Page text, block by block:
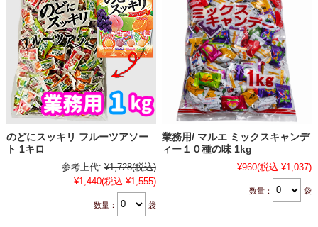
のどにスッキリ フルーツアソー
ト 1キロ
参考上代: ¥1,728(税込)
¥1,440(税込 ¥1,555)
数量： 袋
業務用/ マルエ ミックスキャンデ
ィー１０種の味 1kg
¥960(税込 ¥1,037)
数量： 袋